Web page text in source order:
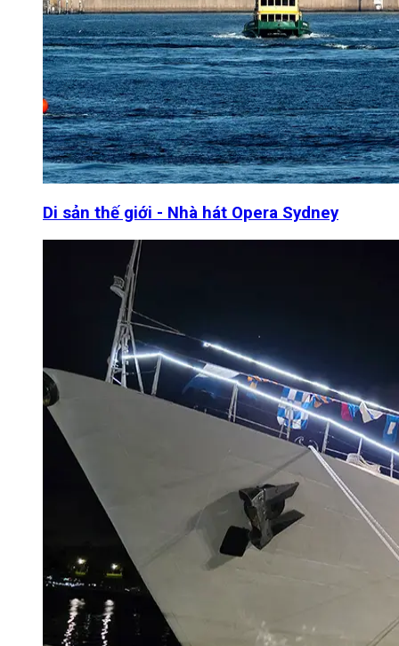
Di sản thế giới - Nhà hát Opera Sydney